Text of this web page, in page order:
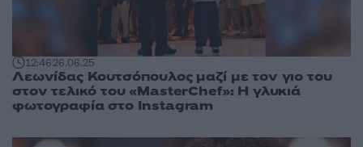
12:4626.06.25
Λεωνίδας Κουτσόπουλος μαζί με τον γιο του
στον τελικό του «MasterChef»: Η γλυκιά
φωτογραφία στο Instagram